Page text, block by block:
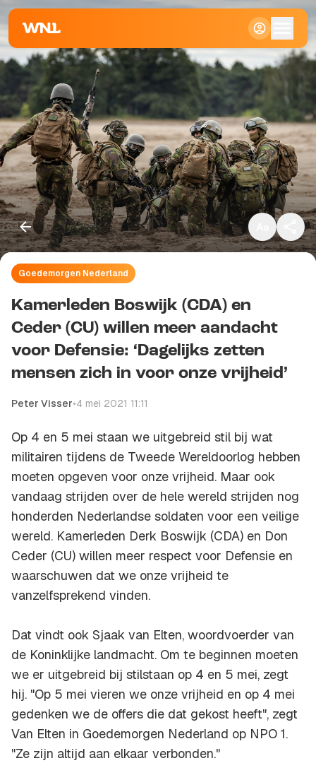
Klein
Standaard
Groot
Goedemorgen Nederland
Kamerleden Boswijk (CDA) en
Ceder (CU) willen meer aandacht
voor Defensie: ‘Dagelijks zetten
mensen zich in voor onze vrijheid’
Peter Visser•4 mei 2021 11:11
Op 4 en 5 mei staan we uitgebreid stil bij wat
militairen tijdens de Tweede Wereldoorlog hebben
moeten opgeven voor onze vrijheid. Maar ook
vandaag strijden over de hele wereld strijden nog
honderden Nederlandse soldaten voor een veilige
wereld. Kamerleden Derk Boswijk (CDA) en Don
Ceder (CU) willen meer respect voor Defensie en
waarschuwen dat we onze vrijheid te
vanzelfsprekend vinden.
Dat vindt ook Sjaak van Elten, woordvoerder van
de Koninklijke landmacht. Om te beginnen moeten
we er uitgebreid bij stilstaan op 4 en 5 mei, zegt
hij. "Op 5 mei vieren we onze vrijheid en op 4 mei
gedenken we de offers die dat gekost heeft", zegt
Van Elten in Goedemorgen Nederland op NPO 1.
"Ze zijn altijd aan elkaar verbonden."